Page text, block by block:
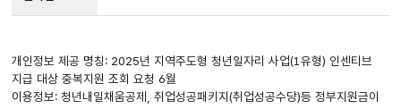
개인정보 제공 명칭: 2025년 지역주도형 청년일자리 사업(1유형) 인센티브
지급 대상 중복지원 조회 요청 6월
이용정보: 청년내일채움공제, 취업성공패키지(취업성공수당)등 정부지원금이